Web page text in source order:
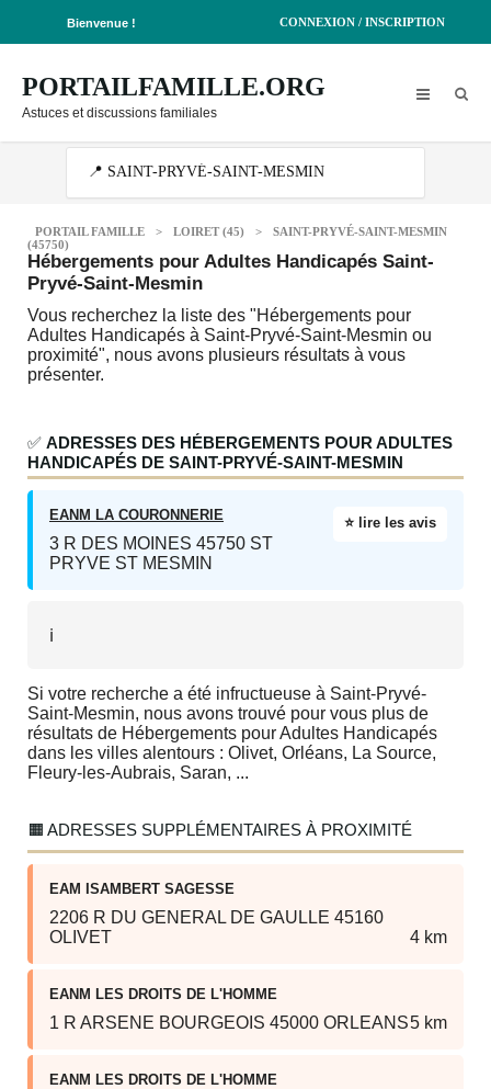
Bienvenue ! CONNEXION / INSCRIPTION
PORTAILFAMILLE.ORG
Astuces et discussions familiales
PORTAIL FAMILLE > LOIRET (45) >
SAINT-PRYVÉ-SAINT-MESMIN
(45750)
Hébergements pour Adultes Handicapés Saint-
Pryvé-Saint-Mesmin
Vous recherchez la liste des "Hébergements pour
Adultes Handicapés à Saint-Pryvé-Saint-Mesmin ou
proximité", nous avons plusieurs résultats à vous
présenter.
✅ ADRESSES DES HÉBERGEMENTS POUR ADULTES
HANDICAPÉS DE SAINT-PRYVÉ-SAINT-MESMIN
EANM LA COURONNERIE ⭐ lire les avis
3 R DES MOINES 45750 ST
PRYVE ST MESMIN
ℹ️
Si votre recherche a été infructueuse à Saint-Pryvé-
Saint-Mesmin, nous avons trouvé pour vous plus de
résultats de Hébergements pour Adultes Handicapés
dans les villes alentours : Olivet, Orléans, La Source,
Fleury-les-Aubrais, Saran, ...
🟧 ADRESSES SUPPLÉMENTAIRES À PROXIMITÉ
EAM ISAMBERT SAGESSE
2206 R DU GENERAL DE GAULLE 45160
OLIVET
4 km
EANM LES DROITS DE L'HOMME
1 R ARSENE BOURGEOIS 45000 ORLEANS5 km
EANM LES DROITS DE L'HOMME